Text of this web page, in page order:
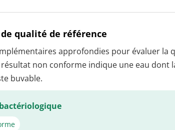
qualité de référence
approfondies pour évaluer la
non conforme indique une eau dont
buvable.